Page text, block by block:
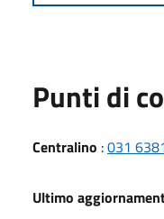
Punti di
Centralino :031
Ultimo